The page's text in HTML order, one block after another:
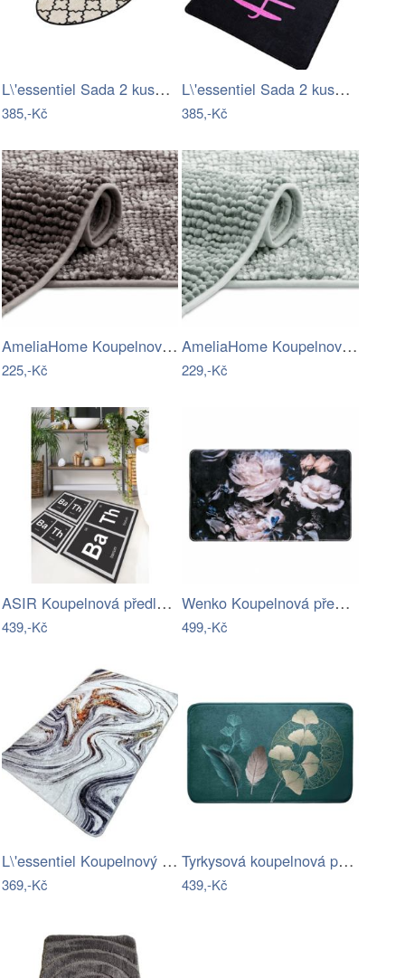
L\'essentiel Sada 2 kusů koupelnových…
385,-Kč
L\'essentiel Sada 2 kusů koupelnových…
385,-Kč
AmeliaHome Koupelnový koberec Bati…
225,-Kč
AmeliaHome Koupelnová předložka Bati…
229,-Kč
ASIR Koupelnová předložka BARIUM…
439,-Kč
Wenko Koupelnová předložka PEONY s…
499,-Kč
L\'essentiel Koupelnový kobereček BLUR…
369,-Kč
Tyrkysová koupelnová předložka 45x75 cm…
439,-Kč